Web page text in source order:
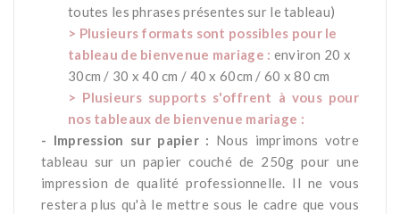
toutes les phrases présentes sur le tableau)
> Plusieurs formats sont possibles pour le
tableau de bienvenue mariage : environ 20 x
30cm / 30 x 40 cm / 40 x 60cm / 60 x 80 cm
> Plusieurs supports s'offrent à vous pour
nos tableaux de bienvenue mariage :
- Impression sur papier : Nous imprimons votre
tableau sur un papier couché de 250g pour une
impression de qualité professionnelle. Il ne vous
restera plus qu'à le mettre sous le cadre que vous